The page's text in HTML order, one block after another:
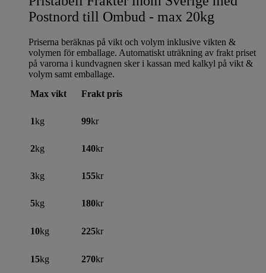
Postnord till Ombud - max 20kg
Priserna beräknas på vikt och volym inklusive vikten &
volymen för emballage. Automatiskt uträkning av frakt priset
på varorna i kundvagnen sker i kassan med kalkyl på vikt &
volym samt emballage.
Max vikt
Frakt pris
1kg 99kr
2kg 140kr
3kg 155kr
5kg 180kr
10kg 225kr
15kg 270kr